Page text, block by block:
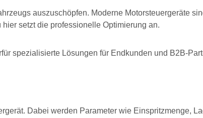
auszuschöpfen. Moderne Motorsteuergeräte
setzt die professionelle Optimierung an.
spezialisierte Lösungen für Endkunden und B2B-
Dabei werden Parameter wie Einspritzmenge,